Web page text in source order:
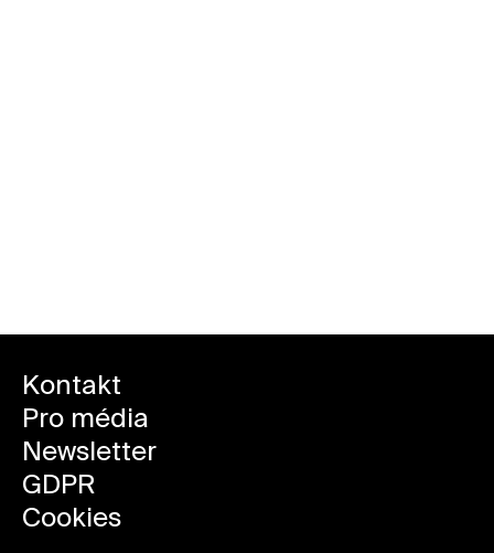
Kontakt
Pro média
Newsletter
GDPR
Cookies